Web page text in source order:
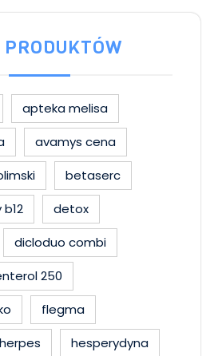
apteka melisa
avamys cena
betaserc
detox
dicloduo combi
250
flegma
herpes
hesperydyna